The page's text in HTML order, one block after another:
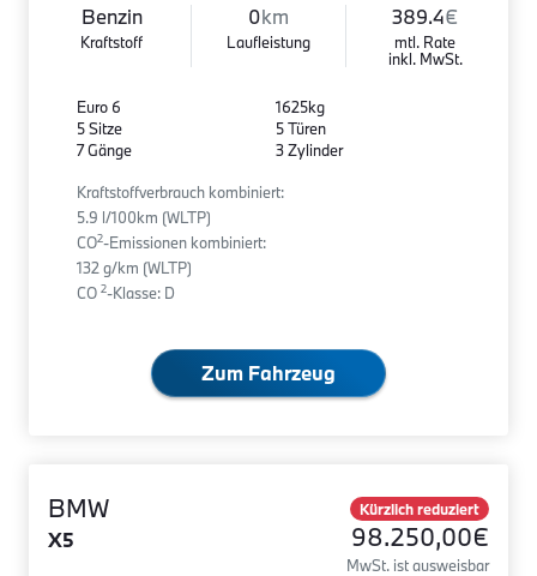
Benzin
Kraftstoff
0km
Laufleistung
389.4€
mtl. Rate
inkl. MwSt.
Euro 6
5 Sitze
7 Gänge
1625kg
5 Türen
3 Zylinder
Kraftstoffverbrauch kombiniert:
5.9 l/100km (WLTP)
CO2-Emissionen kombiniert:
132 g/km (WLTP)
CO 2-Klasse: D
Zum Fahrzeug
BMW
X5
Kürzlich reduziert
98.250,00€
MwSt. ist ausweisbar